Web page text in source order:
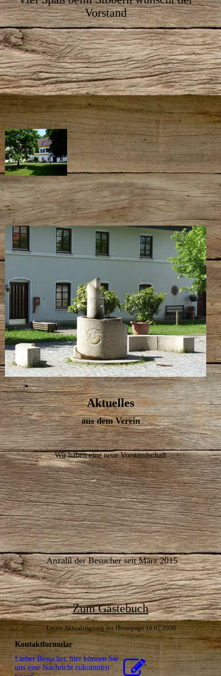
Vorstand
Aktuelles
aus dem Verein
Wir haben eine neue Vorstandschaft
Anzahl der Besucher seit März 2015
Zum Gästebuch
Letzte Aktualisierung der Homepage 16.07.2020
Kontaktformular
Lieber Besucher, hier können Sie
uns eine Nachricht zukommen